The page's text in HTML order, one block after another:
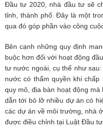
Đầu tư 2020, nhà đầu tư sẽ
tỉnh, thành phố. Đây là một
qua đó góp phần vào công
Bên cạnh những quy định
buộc hơn đối với hoạt động
tư nước ngoài, cụ thể như
nước có thẩm quyền khi
quy mô, địa bàn hoạt động
dẫn tới bỏ lỡ nhiều dự án có
các dự án về môi trường, nhà
được điều chỉnh tại Luật Đầu tư